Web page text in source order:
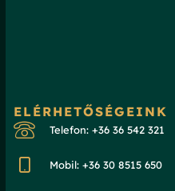
ELÉRHETŐSÉGEINK
Telefon: +36 36 542 321
Mobil: +36 30 8515 650